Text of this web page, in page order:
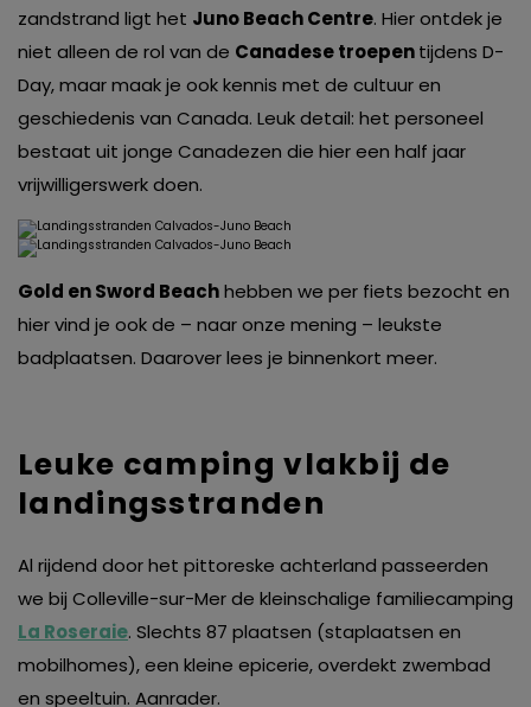
zandstrand ligt het Juno Beach Centre. Hier ontdek je
niet alleen de rol van de Canadese troepentijdens D-
Day, maar maak je ook kennis met de cultuur en
geschiedenis van Canada. Leuk detail: het personeel
bestaat uit jonge Canadezen die hier een half jaar
vrijwilligerswerk doen.
Gold en Sword Beachhebben we per fiets bezocht en
hier vind je ook de – naar onze mening – leukste
badplaatsen. Daarover lees je binnenkort meer.
Leuke camping vlakbij de
landingsstranden
Al rijdend door het pittoreske achterland passeerden
we bij Colleville-sur-Mer de kleinschalige familiecamping
La Roseraie. Slechts 87 plaatsen (staplaatsen en
mobilhomes), een kleine epicerie, overdekt zwembad
en speeltuin. Aanrader.